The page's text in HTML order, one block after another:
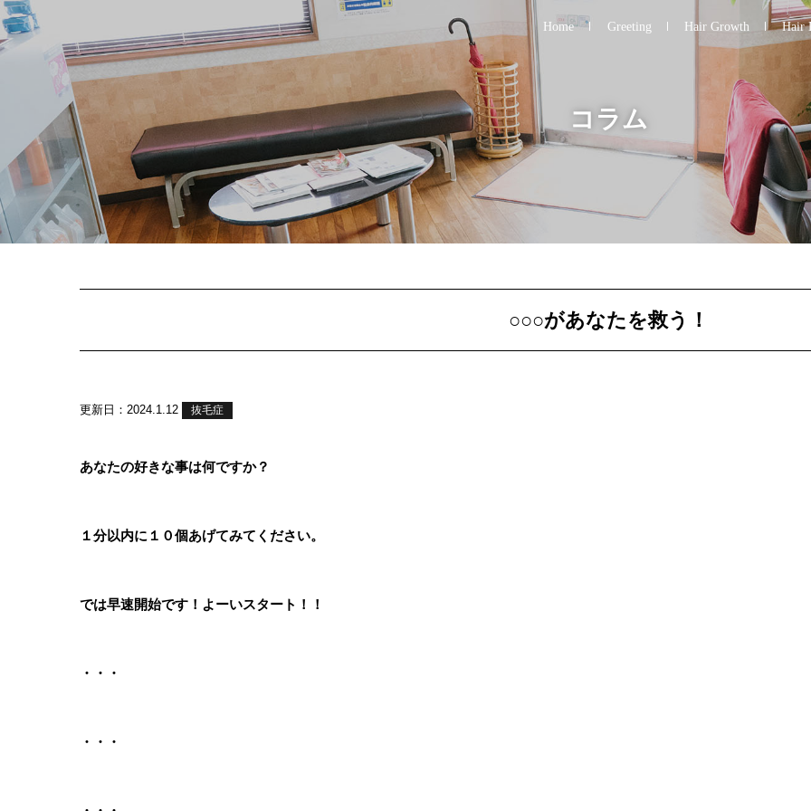
Home Greeting Hair Growth Hair
コラム
○○○があなたを救う！
更新日：2024.1.12 抜毛症
あなたの好きな事は何ですか？
１分以内に１０個あげてみてください。
では早速開始です！よーいスタート！！
・・・
・・・